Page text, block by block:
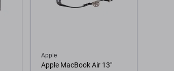
Apple
Apple MacBook Air 13"